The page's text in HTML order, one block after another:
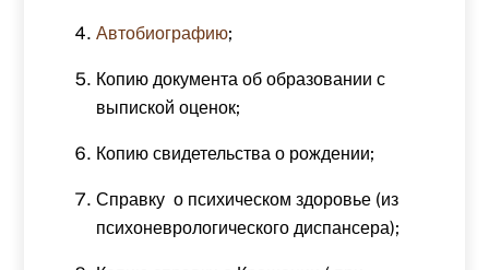
Автобиографию;
Копию документа об образовании с
выпиской оценок;
Копию свидетельства о рождении;
Справку о психическом здоровье (из
психоневрологического диспансера);